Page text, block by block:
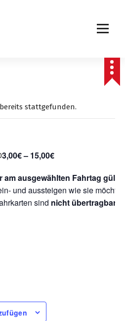
stattgefunden.
3,00€ – 15,00€
am ausgewählten Fahrtag
und aussteigen wie sie
sind nicht übertragbar